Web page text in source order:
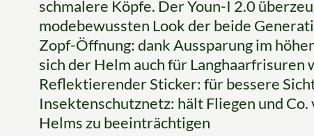
schmalere Köpfe. Der Youn-I 2.0
modebewussten Look der beide
Zopf-Öffnung: dank Aussparung im
sich der Helm auch für
Reflektierender Sticker: für bessere
Insektenschutznetz: hält Fliegen und
Helms zu beeinträchtigen